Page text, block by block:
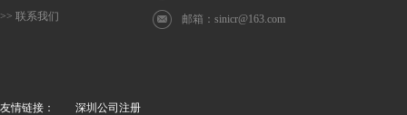
>> 联系我们 邮箱： sinicr@163.com
友情链接： 深圳公司注册